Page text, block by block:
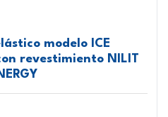
modelo ICE
revestimiento NILIT